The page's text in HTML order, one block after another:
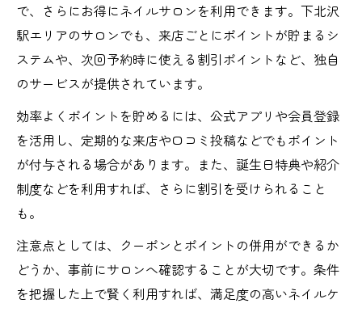
で、さらにお得にネイルサロンを利用できます。下北沢
駅エリアのサロンでも、来店ごとにポイントが貯まるシ
ステムや、次回予約時に使える割引ポイントなど、独自
のサービスが提供されています。
効率よくポイントを貯めるには、公式アプリや会員登録
を活用し、定期的な来店や口コミ投稿などでもポイント
が付与される場合があります。また、誕生日特典や紹介
制度などを利用すれば、さらに割引を受けられること
も。
注意点としては、クーポンとポイントの併用ができるか
どうか、事前にサロンへ確認することが大切です。条件
を把握した上で賢く利用すれば、満足度の高いネイルケ